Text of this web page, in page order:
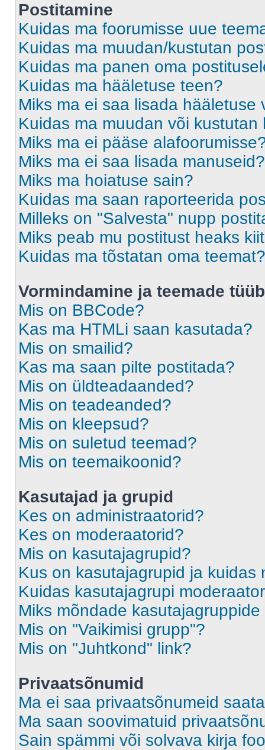
Postitamine
Kuidas ma foorumisse uue
Kuidas ma muudan/kustutan
Kuidas ma panen oma
Kuidas ma hääletuse teen?
Miks ma ei saa lisada hääletuse
Kuidas ma muudan või kustutan
Miks ma ei pääse
Miks ma ei saa lisada manuseid?
Miks ma hoiatuse sain?
Kuidas ma saan raporteerida
Milleks on "Salvesta" nupp
Miks peab mu postitust heaks
Kuidas ma tõstatan oma teemat?
Vormindamine ja teemade
Mis on BBCode?
Kas ma HTMLi saan kasutada?
Mis on smailid?
Kas ma saan pilte postitada?
Mis on üldteadaanded?
Mis on teadeanded?
Mis on kleepsud?
Mis on suletud teemad?
Mis on teemaikoonid?
Kasutajad ja grupid
Kes on administraatorid?
Kes on moderaatorid?
Mis on kasutajagrupid?
Kus on kasutajagrupid ja kuidas
Kuidas kasutajagrupi
Miks mõndade
Mis on "Vaikimisi grupp"?
Mis on "Juhtkond" link?
Privaatsõnumid
Ma ei saa privaatsõnumeid
Ma saan soovimatuid
Sain spämmi või solvava kirja